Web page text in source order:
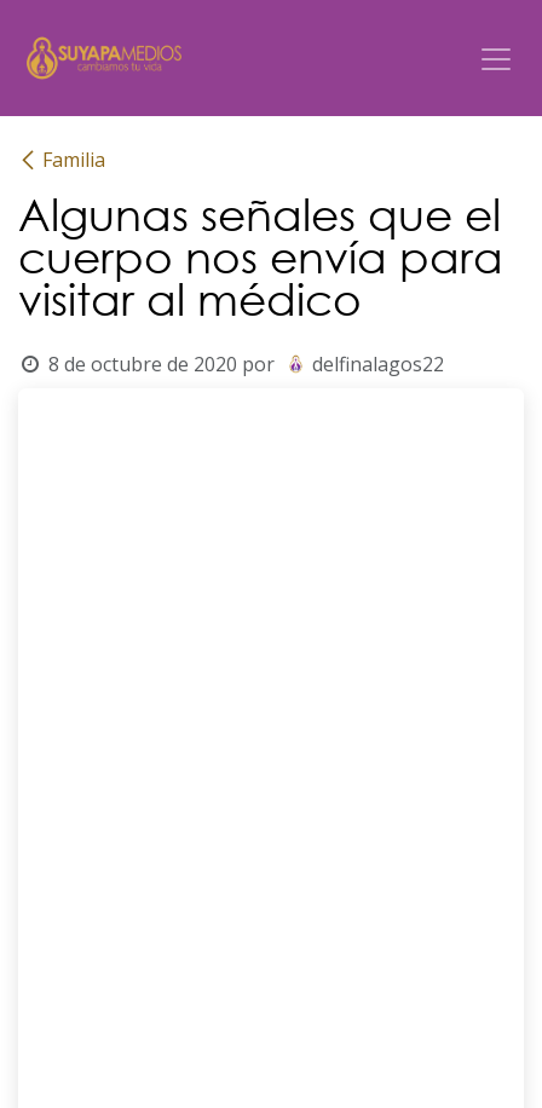
Familia
Algunas señales que el
cuerpo nos envía para
visitar al médico
8 de octubre de 2020 por delfinalagos22